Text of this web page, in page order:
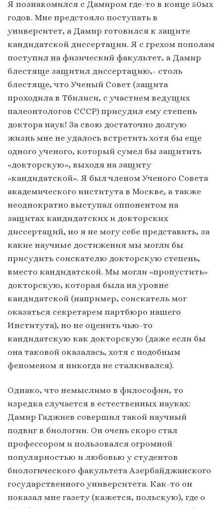
Я познакомился с Дамиром где-то в конце 50ых
годов. Мне предстояло поступать в
университет, а Дамир готовился к защите
кандидатской диссертации. Я с грехом пополам
поступил на физический факультет, а Дамир
блестяще защитил диссертацию,- столь
блестяще, что Ученый Совет (защита
проходила в Тбилиси, с участием ведущих
палеонтологов СССР) присудил ему степень
доктора наук! За свою достаточно долгую
жизнь мне не удалось встретить хотя бы еще
одного ученого, который сумел бы защитить
«докторскую», выходя на защиту
«кандидатской». Я был членом Ученoго Совета
академического института в Москве, а также
неоднократно выступал оппонентом на
защитах кандидатских и докторских
диссертаций, но я не могу себе представить, за
какие научные достижения мы могли бы
присудить соискателю докторскую степень,
вместо кандидатской. Мы могли «пропустить»
докторскую, которая была на уровне
кандидатской (например, соискатель мог
оказаться секретарем партбюро нашего
Института), но не оценить чью-то
кандидатскую как докторскую (даже если бы
она таковой оказалась, хотя с подобным
феноменом я никогда не сталкивался).
Однако, что немыслимо в философии, то
изредка случается в естественных науках:
Дамир Гаджиев совершил такой научный
подвиг в биологии. Он очень скоро стал
профессором и пользовался огромной
популярностью и любовью у студентов
биологического факультета Азербайджанского
государственного университета. Как-то он
показал мне газету (кажется, польскую), где о